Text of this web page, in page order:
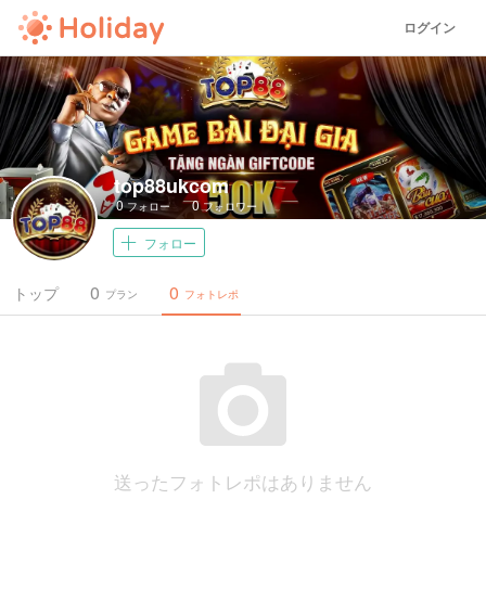
ログイン
top88ukcom
0フォロー 0フォロワー
フォロー
トップ プラン
0 フォトレポ
0
送ったフォトレポはありません